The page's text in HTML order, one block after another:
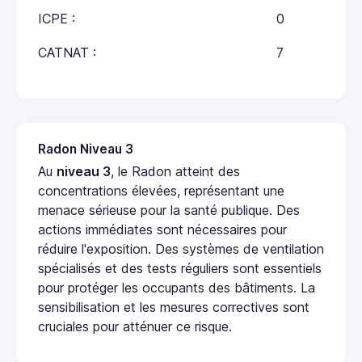
ICPE : 0
CATNAT : 7
Radon Niveau 3
Au niveau 3, le Radon atteint des
concentrations élevées, représentant une
menace sérieuse pour la santé publique. Des
actions immédiates sont nécessaires pour
réduire l'exposition. Des systèmes de ventilation
spécialisés et des tests réguliers sont essentiels
pour protéger les occupants des bâtiments. La
sensibilisation et les mesures correctives sont
cruciales pour atténuer ce risque.